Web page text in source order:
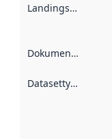
Landingsside
Dokumentasjon
Datasettype